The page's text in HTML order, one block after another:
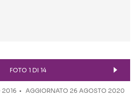
FOTO 1 DI 14
2016
AGGIORNATO 26 AGOSTO 2020